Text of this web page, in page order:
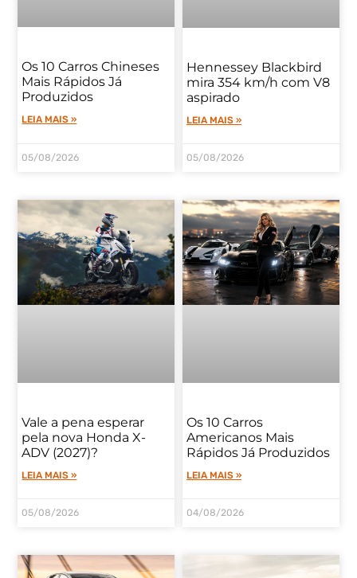
Os 10 Carros Chineses
Mais Rápidos Já
Produzidos
LEIA MAIS »
05/08/2026
Hennessey Blackbird
mira 354 km/h com V8
aspirado
LEIA MAIS »
05/08/2026
Vale a pena esperar
pela nova Honda X-
ADV (2027)?
LEIA MAIS »
05/08/2026
Os 10 Carros
Americanos Mais
Rápidos Já Produzidos
LEIA MAIS »
04/08/2026